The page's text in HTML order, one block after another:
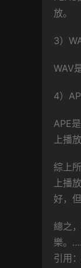
放。
3）
WAV
4）
APE
上播放
綜上
上播
好，
總之
樂。
引用：